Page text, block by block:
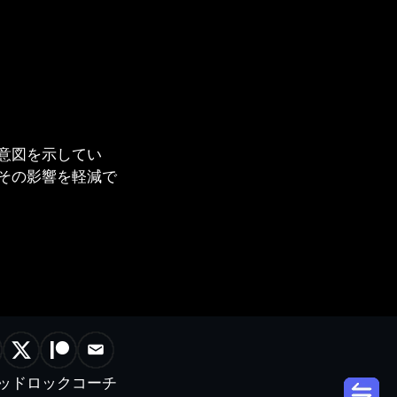
図を示してい
の影響を軽減で
ドロックコーチ